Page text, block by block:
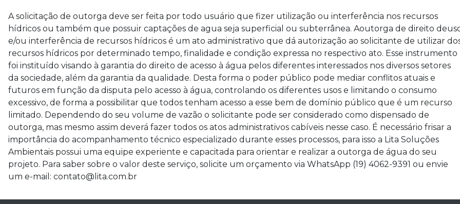
A solicitação de outorga deve ser feita por todo usuário que fizer utilização ou interferência nos recursos
hídricos ou também que possuir captações de agua seja superficial ou subterrânea. Aoutorga de direito
e/ou interferência de recursos hídricos é um ato administrativo que dá autorização ao solicitante de utilizar
recursos hídricos por determinado tempo, finalidade e condição expressa no respectivo ato. Esse instrumento
foi instituído visando à garantia do direito de acesso à água pelos diferentes interessados nos diversos setores
da sociedade, além da garantia da qualidade. Desta forma o poder público pode mediar conflitos atuais e
futuros em função da disputa pelo acesso à água, controlando os diferentes usos e limitando o consumo
excessivo, de forma a possibilitar que todos tenham acesso a esse bem de domínio público que é um recurso
limitado. Dependendo do seu volume de vazão o solicitante pode ser considerado como dispensado de
outorga, mas mesmo assim deverá fazer todos os atos administrativos cabíveis nesse caso. É necessário frisar a
importância do acompanhamento técnico especializado durante esses processos, para isso a Lita Soluções
Ambientais possui uma equipe experiente e capacitada para orientar e realizar a outorga de água do seu
projeto. Para saber sobre o valor deste serviço, solicite um orçamento via WhatsApp (19) 4062-9391 ou envie
um e-mail: contato@lita.com.br